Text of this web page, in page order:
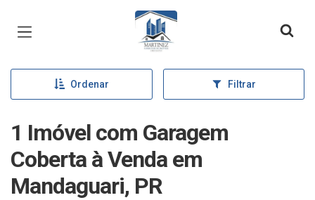
Página inicial
Ordenar Filtrar
1 Imóvel com Garagem
Coberta à Venda em
Mandaguari, PR